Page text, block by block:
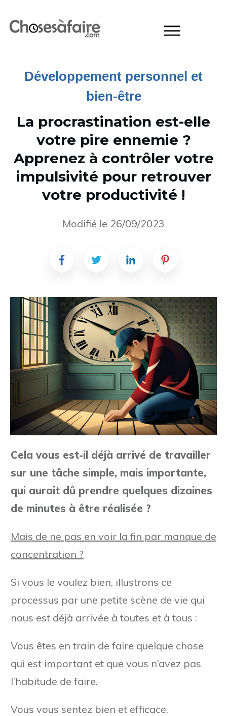
Développement personnel et
bien-être
La procrastination est-elle
votre pire ennemie ?
Apprenez à contrôler votre
impulsivité pour retrouver
votre productivité !
Modifié le 26/09/2023
Cela vous est-il déjà arrivé de travailler
sur une tâche simple, mais importante,
qui aurait dû prendre quelques dizaines
de minutes à être réalisée ?
Mais de ne pas en voir la fin par manque de
concentration ?
Si vous le voulez bien, illustrons ce
processus par une petite scène de vie qui
nous est déjà arrivée à toutes et à tous :
Vous êtes en train de faire quelque chose
qui est important et que vous n’avez pas
l’habitude de faire.
Vous vous sentez bien et efficace.